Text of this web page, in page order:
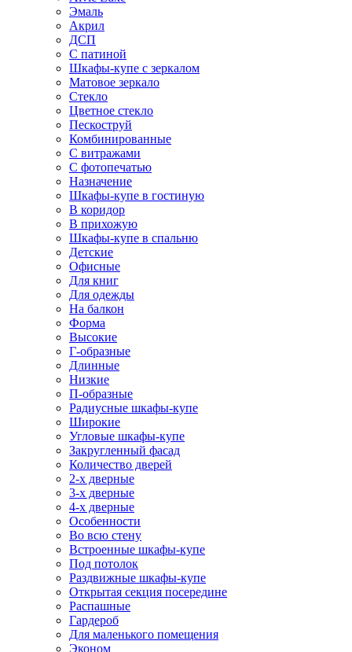
Эмаль
Акрил
ДСП
С патиной
Шкафы-купе с зеркалом
Матовое зеркало
Стекло
Цветное стекло
Пескоструй
Комбинированные
С витражами
С фотопечатью
Назначение
Шкафы-купе в гостиную
В коридор
В прихожую
Шкафы-купе в спальню
Детские
Офисные
Для книг
Для одежды
На балкон
Форма
Высокие
Г-образные
Длинные
Низкие
П-образные
Радиусные шкафы-купе
Широкие
Угловые шкафы-купе
Закругленный фасад
Количество дверей
2-х дверные
3-х дверные
4-х дверные
Особенности
Во всю стену
Встроенные шкафы-купе
Под потолок
Раздвижные шкафы-купе
Открытая секция посередине
Распашные
Гардероб
Для маленького помещения
Эконом